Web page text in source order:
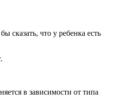
сказать, что у ребенка есть
в зависимости от типа